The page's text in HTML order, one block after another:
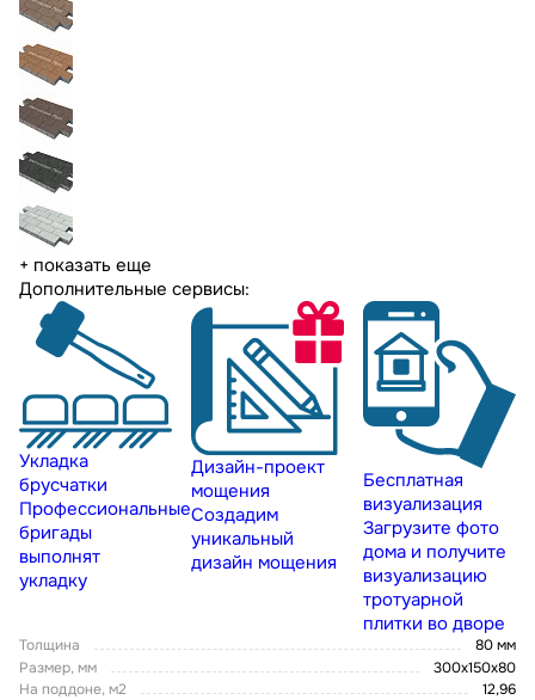
+ показать еще
Дополнительные сервисы:
Укладка
брусчатки
Профессиональные
бригады
выполнят
укладку
Дизайн-проект
мощения
Создадим
уникальный
дизайн мощения
Бесплатная
визуализация
Загрузите фото
дома и получите
визуализацию
тротуарной
плитки во дворе
Толщина
80 мм
Размер, мм
300х150х80
На поддоне, м2
12,96